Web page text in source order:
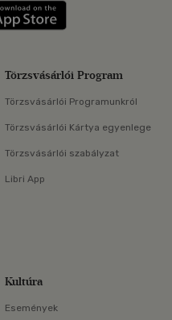
Szerezd meg: Google
Törzsvásárlói Program
Törzsvásárlói Programunkról
Törzsvásárlói Kártya egyenlege
Törzsvásárlói szabályzat
Libri App
Kultúra
Események